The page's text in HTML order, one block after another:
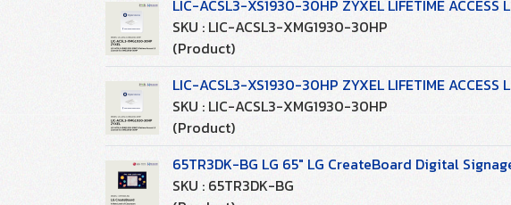
LIC-ACSL3-XS1930-30HP ZYXEL LIFETIME
SKU : LIC-ACSL3-XMG1930-30HP
(Product)
LIC-ACSL3-XS1930-30HP ZYXEL LIFETIME
SKU : LIC-ACSL3-XMG1930-30HP
(Product)
65TR3DK-BG LG 65" LG CreateBoard Digital
SKU : 65TR3DK-BG